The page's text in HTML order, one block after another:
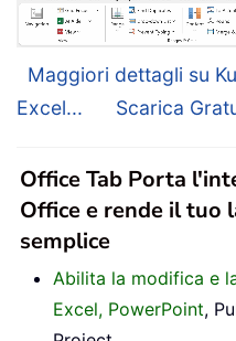
Maggiori dettagli su
Excel...
Scarica
Office Tab Porta
Office e rende il tuo
semplice
Abilita la modifica e
Excel, PowerPoint,